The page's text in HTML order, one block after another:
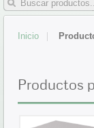
Inicio
Productos